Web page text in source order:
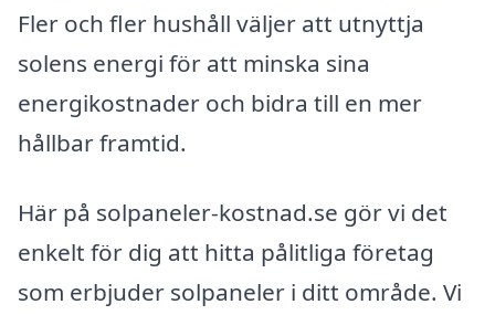
Fler och fler hushåll väljer att utnyttja
solens energi för att minska sina
energikostnader och bidra till en mer
hållbar framtid.
Här på solpaneler-kostnad.se gör vi det
enkelt för dig att hitta pålitliga företag
som erbjuder solpaneler i ditt område. Vi